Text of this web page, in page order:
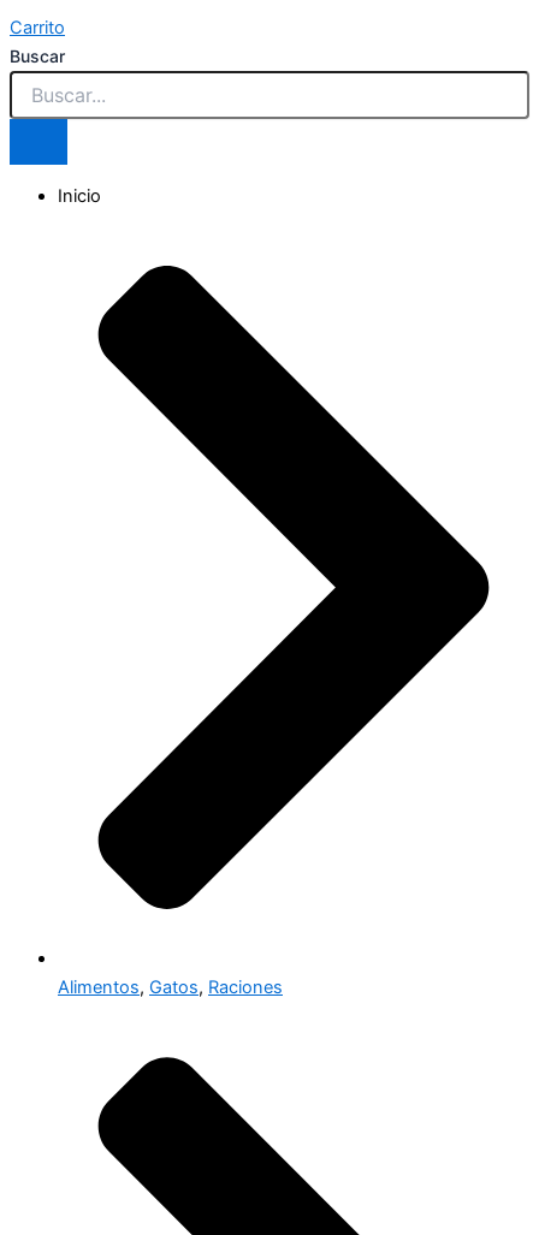
Carrito
Buscar
Inicio
Alimentos, Gatos, Raciones